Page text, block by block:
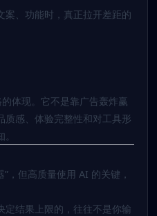
案、功能时，真正拉开差距的
体现。它不是靠广告轰炸赢
质感、体验完整性和对工具形
，但高质量使用 AI 的关键，
定结果上限的，往往不是你输